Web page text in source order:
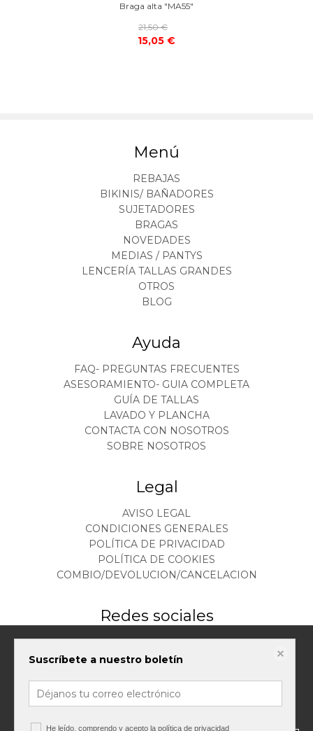
Braga alta "MA55"
21,50 €
15,05 €
Menú
REBAJAS
BIKINIS/ BAÑADORES
SUJETADORES
BRAGAS
NOVEDADES
MEDIAS / PANTYS
LENCERÍA TALLAS GRANDES
OTROS
BLOG
Ayuda
FAQ- PREGUNTAS FRECUENTES
ASESORAMIENTO- GUIA COMPLETA
GUÍA DE TALLAS
LAVADO Y PLANCHA
CONTACTA CON NOSOTROS
SOBRE NOSOTROS
Legal
AVISO LEGAL
CONDICIONES GENERALES
POLÍTICA DE PRIVACIDAD
POLÍTICA DE COOKIES
COMBIO/DEVOLUCION/CANCELACION
Redes sociales
Este sitio web almacena datos como cookies para habilitar la funcionalidad
necesaria del sitio, incluidos análisis y personalización. Puede cambiar su
predeterminada.
política de cookies
Suscríbete a nuestro boletín
He leído, comprendo y acepto la política de privacidad